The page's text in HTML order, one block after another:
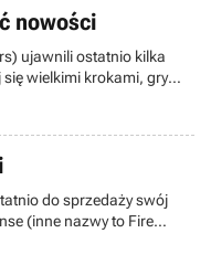
zająć się budową...
nowości
ujawnili ostatnio kilka
wielkimi krokami, gry
wszystkim
dotyczące
przygotowana jest
i Microsoft Xbox,
i GameCube'a na
do sprzedaży swój
(inne nazwy to Fire
zajęło się